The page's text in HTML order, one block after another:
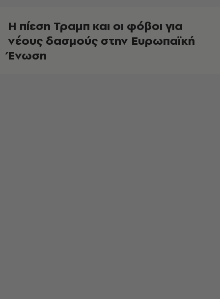
Η πίεση Τραμπ και οι φόβοι για
νέους δασμούς στην Ευρωπαϊκή
Ένωση